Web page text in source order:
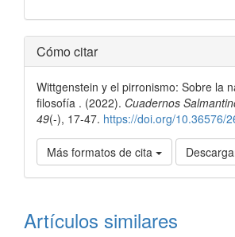
Detalles
del
artículo
Cómo citar
Wittgenstein y el pirronismo: Sobre la
filosofía . (2022). Cuadernos
49(-), 17-47. https://doi.org/10.36576/
Más formatos de cita
Artículos similares